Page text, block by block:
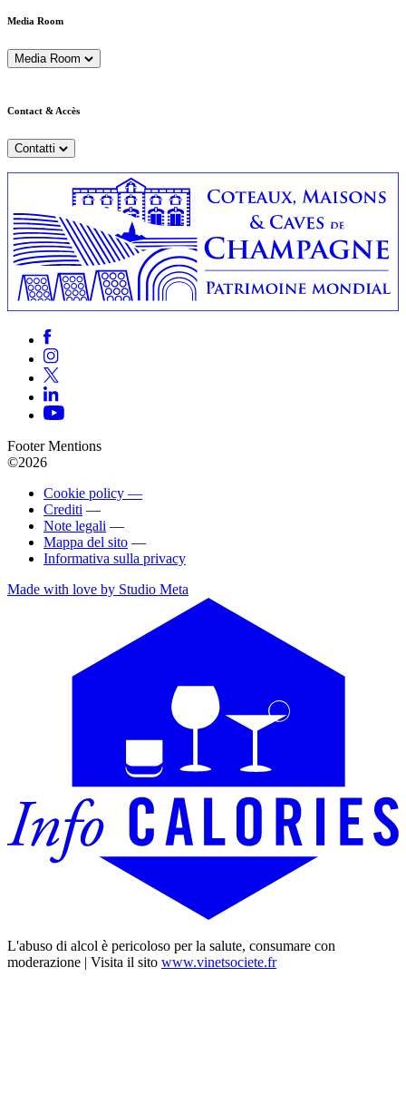
Media Room
Media Room
Contact & Accès
Contatti
Footer Mentions
©2026
Cookie policy —
Crediti —
Note legali —
Mappa del sito —
Informativa sulla privacy
Made with love by Studio Meta
L'abuso di alcol è pericoloso per la salute, consumare con
moderazione | Visita il sito www.vinetsociete.fr